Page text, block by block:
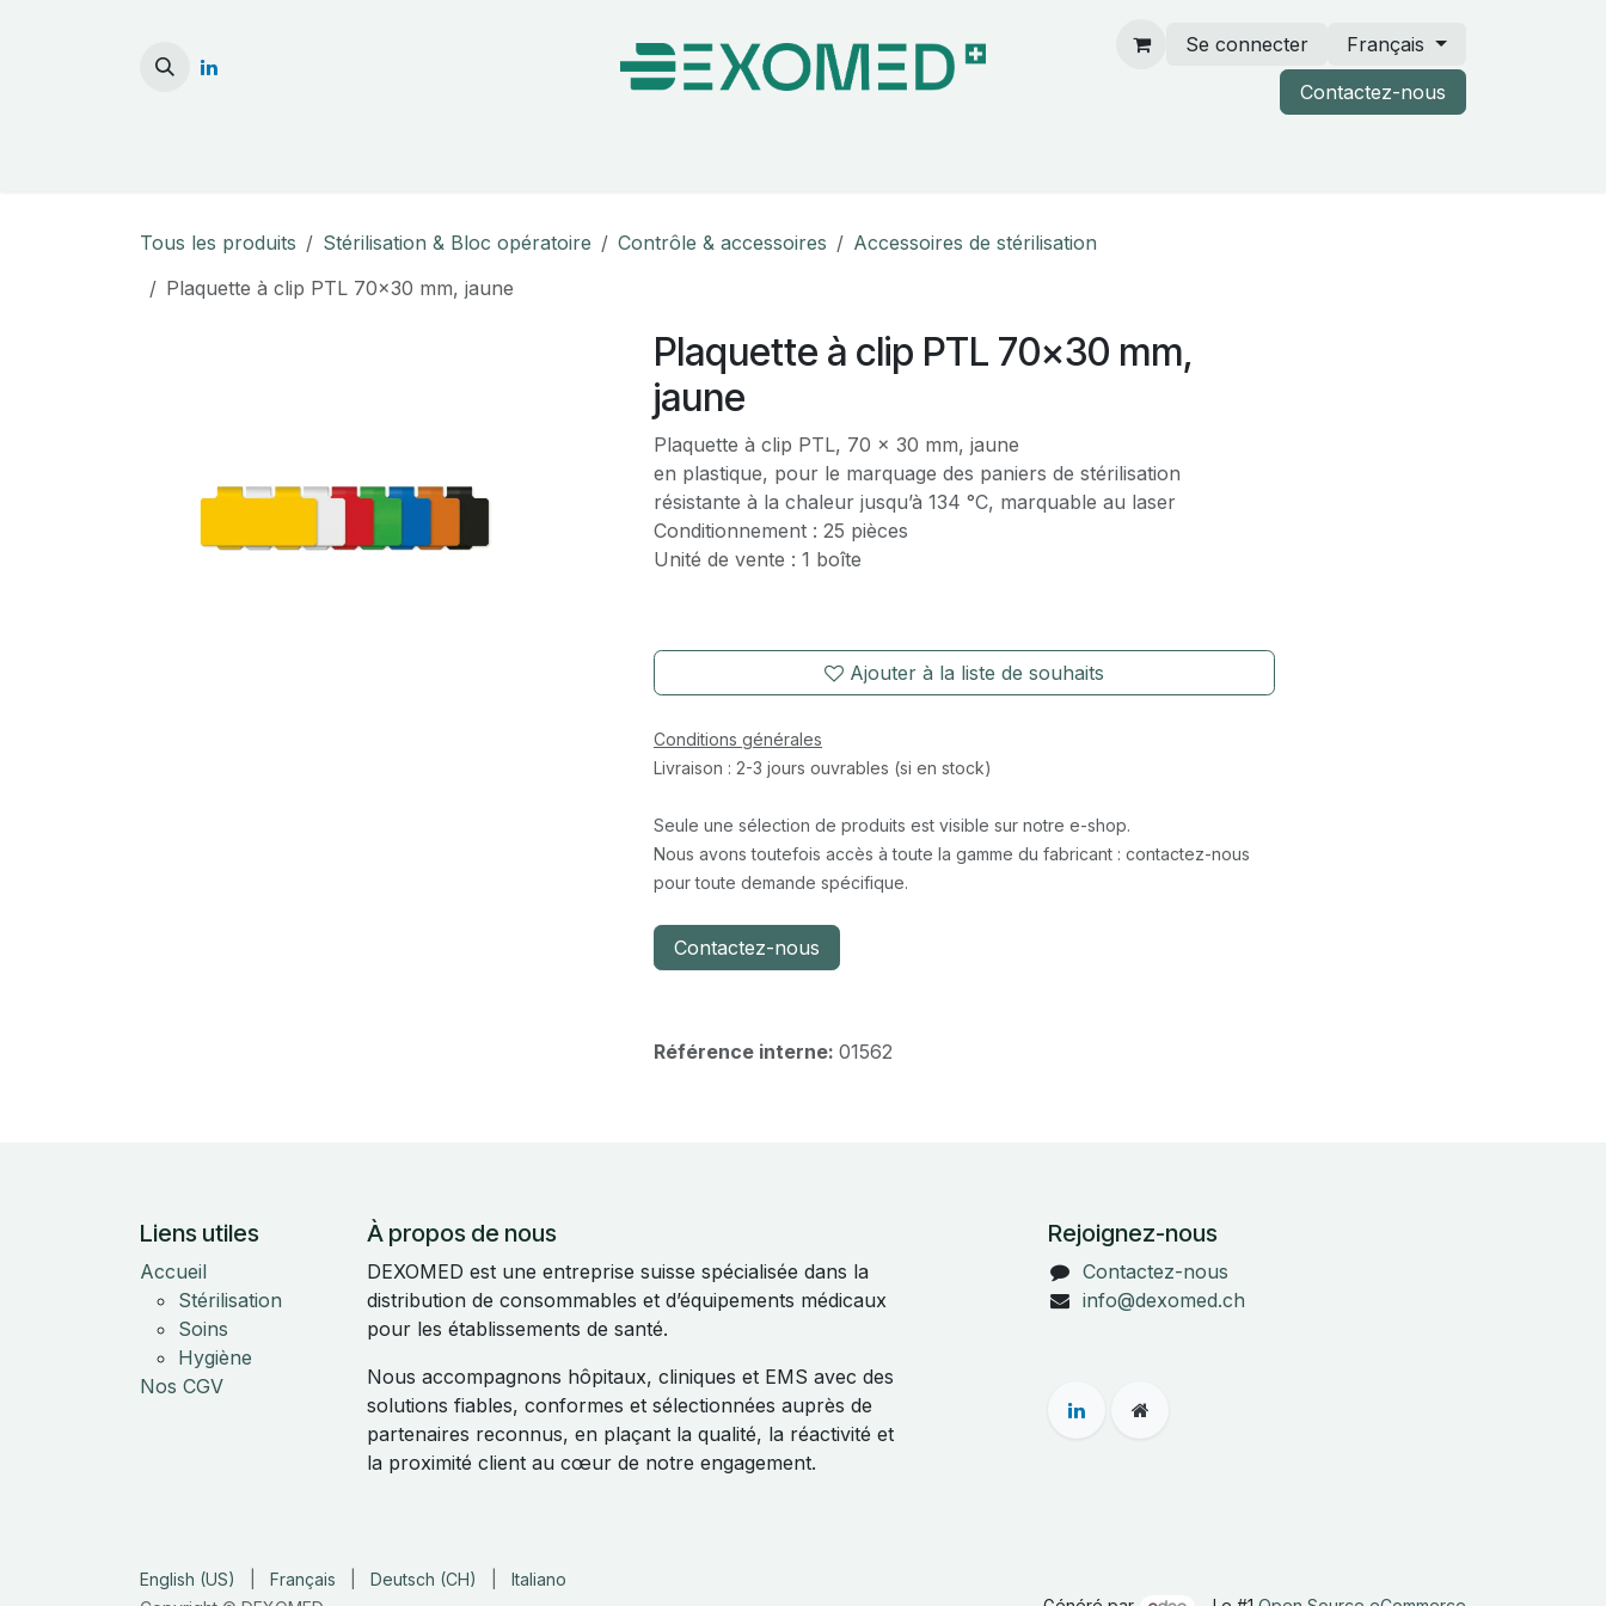
Se connecter
Français
Contactez-nous
Tous les produits Stérilisation & Bloc opératoire Contrôle & accessoires
Accessoires de stérilisation
Plaquette à clip PTL 70x30 mm, jaune
Plaquette à clip PTL 70x30 mm,
jaune
Plaquette à clip PTL, 70 x 30 mm, jaune
en plastique, pour le marquage des paniers de stérilisation
résistante à la chaleur jusqu’à 134 °C, marquable au laser
Conditionnement : 25 pièces
Unité de vente : 1 boîte
Ajouter à la liste de souhaits
Conditions générales
Livraison : 2-3 jours ouvrables (si en stock)
Seule une sélection de produits est visible sur notre e-shop.
Nous avons toutefois accès à toute la gamme du fabricant : contactez-nous
pour toute demande spécifique.
Contactez-nous
Référence interne: 01562
Liens utiles
Accueil
Stérilisation
Soins
Hygiène
Nos CGV
À propos de nous
DEXOMED est une entreprise suisse spécialisée dans la
distribution de consommables et d’équipements médicaux
pour les établissements de santé.
Nous accompagnons hôpitaux, cliniques et EMS avec des
solutions fiables, conformes et sélectionnées auprès de
partenaires reconnus, en plaçant la qualité, la réactivité et
la proximité client au cœur de notre engagement.
Rejoignez-nous
Contactez-nous
info@dexomed.ch
English (US) Français Deutsch (CH)
Italiano